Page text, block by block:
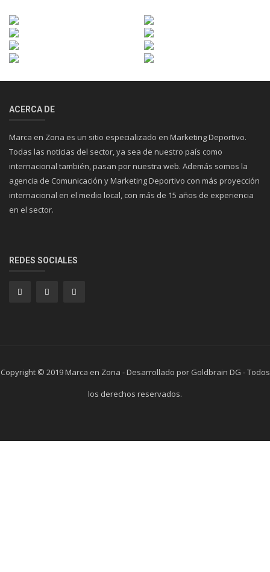
ACERCA DE
Marca en Zona es un sitio especializado en Marketing Deportivo.
Todas las noticias del sector, ya sea de nuestro país como
internacional también, pasan por nuestra web. Además somos la
agencia de Comunicación y Marketing Deportivo con más proyección
internacional en el medio local, con más de 15 años de experiencia
en el sector.
REDES SOCIALES
Copyright © 2019 Marca en Zona - Desarrollado por Goldbrain DG - Todos
los derechos reservados.